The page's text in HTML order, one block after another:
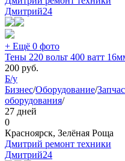
Дмитрий24
+ Ещё 0 фото
Тены 220 вольт 400 ватт
200 руб.
Б/у
Бизнес/Оборудование/
оборудования/
27 дней
0
Красноярск, Зелёная Роща
Дмитрий ремонт техники
Дмитрий24